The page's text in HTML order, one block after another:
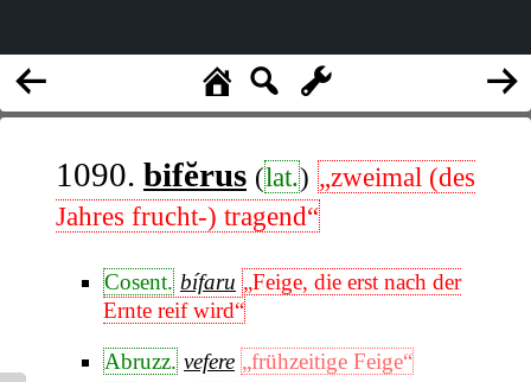
1090. bifĕrus (lat.) „zweimal (des
Jahres frucht-) tragend“
Cosent. bífaru „Feige, die erst nach der
Ernte reif wird“
Abruzz. vefere „frühzeitige Feige“